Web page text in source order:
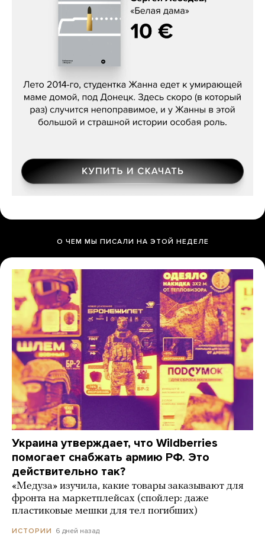
Сергей Лебедев, «Белая дама»
О ЧЕМ МЫ ПИСАЛИ НА ЭТОЙ НЕДЕЛЕ
Украина утверждает, что Wildberries
помогает снабжать армию РФ. Это
действительно так?
«Медуза» изучила, какие товары заказывают для
фронта на маркетплейсах (спойлер: даже
пластиковые мешки для тел погибших)
ИСТОРИИ 6 дней назад